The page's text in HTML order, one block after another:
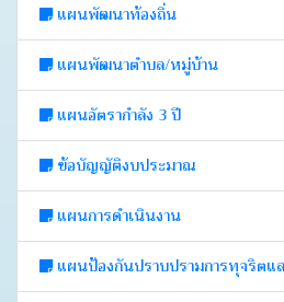
แผนพัฒนาท้องถิ่น
แผนพัฒนาตำบล/หมู่บ้าน
แผนอัตรากำลัง 3 ปี
ข้อบัญญัติงบประมาณ
แผนการดำเนินงาน
แผนป้องกันปราบปรามการทุจริตแ